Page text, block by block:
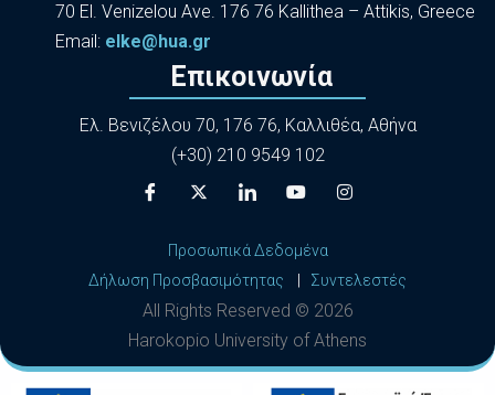
70 El. Venizelou Ave. 176 76 Kallithea – Attikis, Greece
Εmail: elke@hua.gr
Επικοινωνία
Ελ. Βενιζέλου 70, 176 76, Καλλιθέα, Αθήνα
(+30) 210 9549 102
Προσωπικά Δεδομένα
Δήλωση Προσβασιμότητας
Συντελεστές
All Rights Reserved © 2026
Harokopio University of Athens